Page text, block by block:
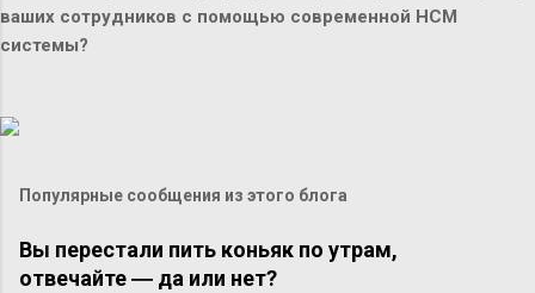
ваших сотрудников с помощью современной HCM
системы?
Популярные сообщения из этого блога
Вы перестали пить коньяк по утрам,
отвечайте ― да или нет?